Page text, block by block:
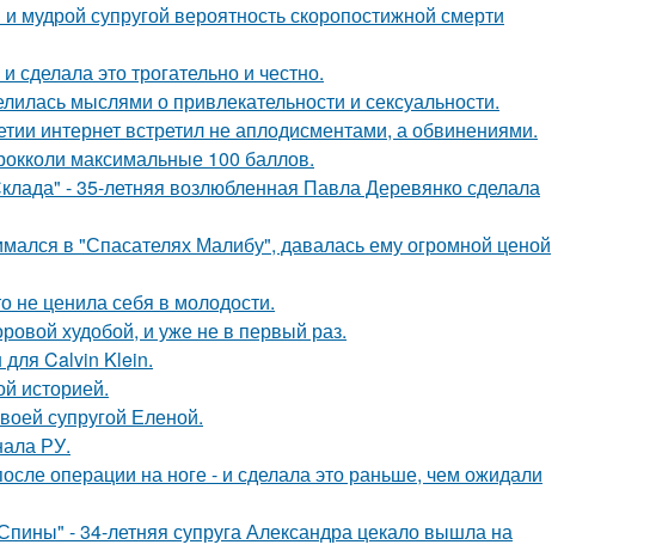
мудрой супругой вероятность скоропостижной смерти
сделала это трогательно и честно.
мыслями о привлекательности и сексуальности.
интернет встретил не аплодисментами, а обвинениями.
максимальные 100 баллов.
- 35-летняя возлюбленная Павла Деревянко сделала
в "Спасателях Малибу", давалась ему огромной ценой
не ценила себя в молодости.
худобой, и уже не в первый раз.
Calvin Klein.
историей.
супругой Еленой.
РУ.
операции на ноге - и сделала это раньше, чем ожидали
- 34-летняя супруга Александра цекало вышла на